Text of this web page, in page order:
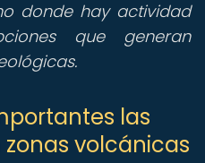
donde hay actividad
que generan
las
volcánicas